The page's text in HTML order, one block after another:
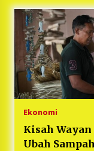
Ekonomi
Kisah
Ubah